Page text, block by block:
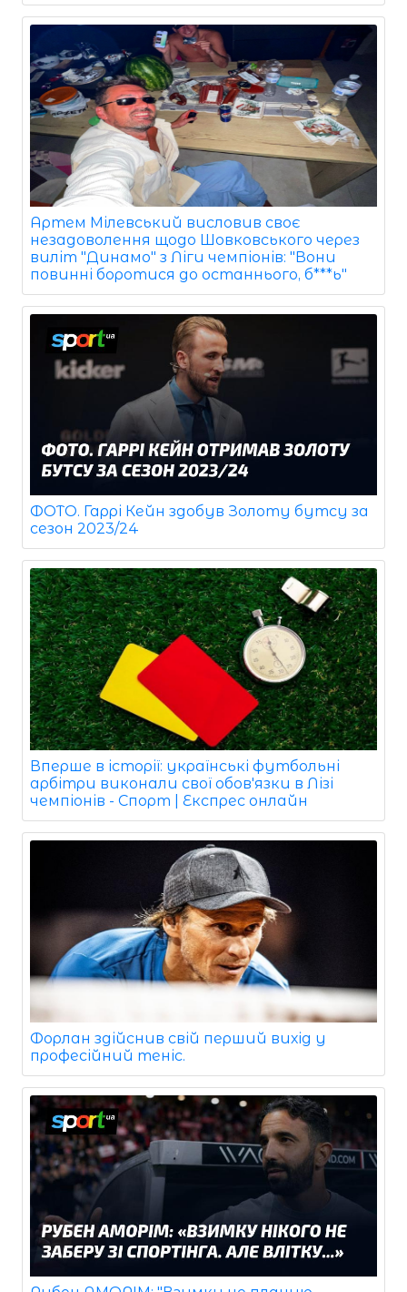
Артем Мілевський висловив своє
незадоволення щодо Шовковського через
виліт "Динамо" з Ліги чемпіонів: "Вони
повинні боротися до останнього, б***ь"
ФОТО. Гаррі Кейн здобув Золоту бутсу за
сезон 2023/24
Вперше в історії: українські футбольні
арбітри виконали свої обов'язки в Лізі
чемпіонів - Спорт | Експрес онлайн
Форлан здійснив свій перший вихід у
професійний теніс.